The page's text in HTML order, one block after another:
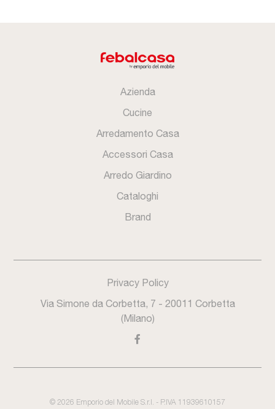
Azienda
Cucine
Arredamento Casa
Accessori Casa
Arredo Giardino
Cataloghi
Brand
Privacy Policy
Via Simone da Corbetta, 7 - 20011 Corbetta
(Milano)
© 2026 Emporio del Mobile S.r.l. - P.IVA 11939610157